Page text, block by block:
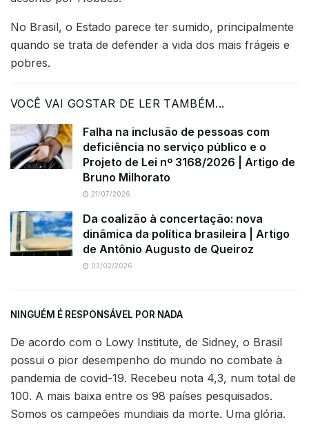
No Brasil, o Estado parece ter sumido, principalmente
quando se trata de defender a vida dos mais frágeis e
pobres.
VOCÊ VAI GOSTAR DE LER TAMBÉM...
Falha na inclusão de pessoas com
deficiência no serviço público e o
Projeto de Lei nº 3168/2026 | Artigo de
Bruno Milhorato
21/07/2026
Da coalizão à concertação: nova
dinâmica da política brasileira | Artigo
de Antônio Augusto de Queiroz
03/02/2026
NINGUÉM É RESPONSÁVEL POR NADA
De acordo com o Lowy Institute, de Sidney, o Brasil
possui o pior desempenho do mundo no combate à
pandemia de covid-19. Recebeu nota 4,3, num total de
100. A mais baixa entre os 98 países pesquisados.
Somos os campeões mundiais da morte. Uma glória.